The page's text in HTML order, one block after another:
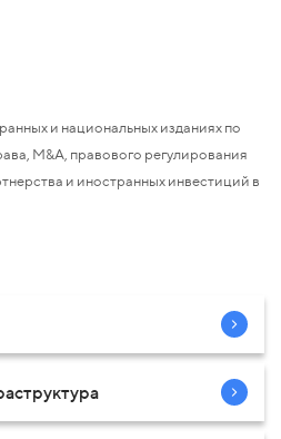
и национальных изданиях по
М&A, правового регулирования
и иностранных инвестиций в